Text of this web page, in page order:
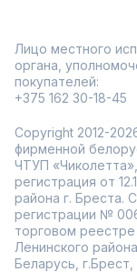
Лицо местного
органа,
покупателей:
+375 162 30-18-45
Copyright 2012-
фирменной
ЧТУП
регистрация от
района г. Бреста.
регистрации №
торговом
Ленинского
Беларусь, г.Брест,